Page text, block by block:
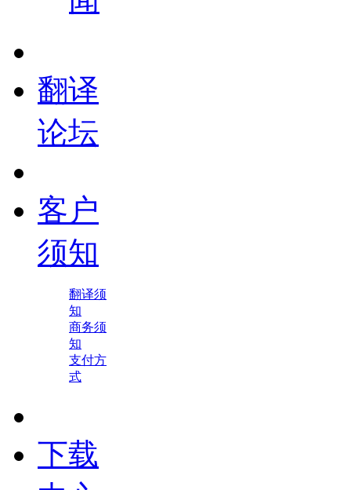
翻译
论坛
客户
须知
翻译须
知
商务须
知
支付方
式
下载